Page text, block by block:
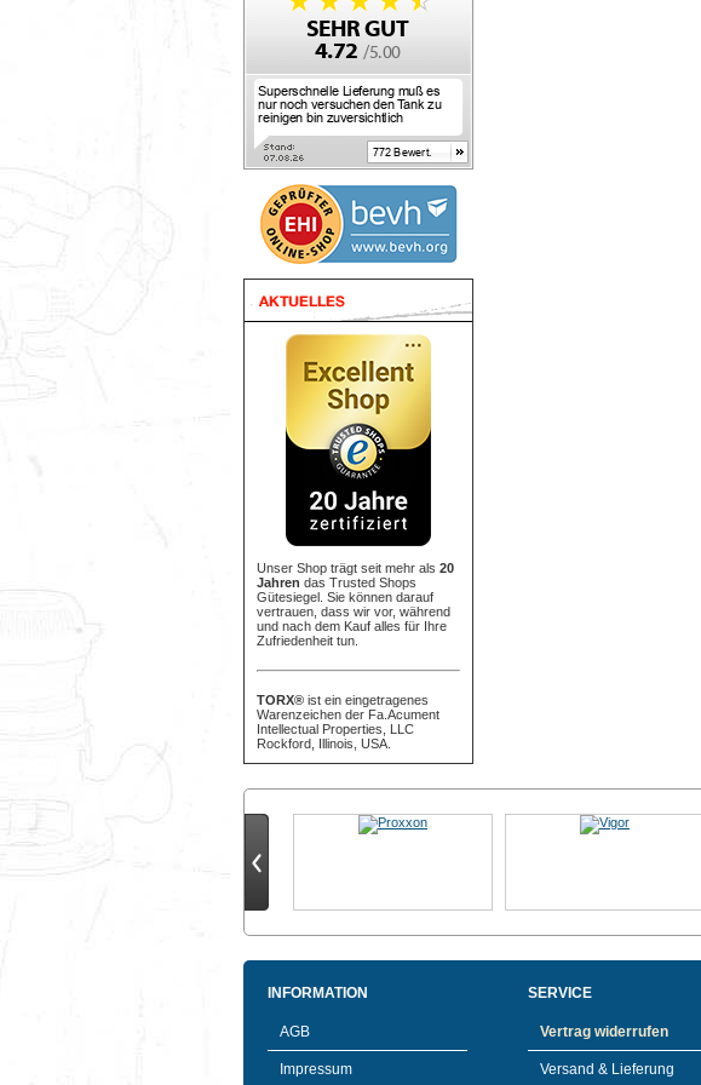
Unser Shop trägt seit mehr als 20
Jahren das Trusted Shops
Gütesiegel. Sie können darauf
vertrauen, dass wir vor, während
und nach dem Kauf alles für Ihre
Zufriedenheit tun.
TORX® ist ein eingetragenes
Warenzeichen der Fa.Acument
Intellectual Properties, LLC
Rockford, Illinois, USA.
INFORMATION
AGB
Impressum
SERVICE
Vertrag widerrufen
Versand & Lieferung